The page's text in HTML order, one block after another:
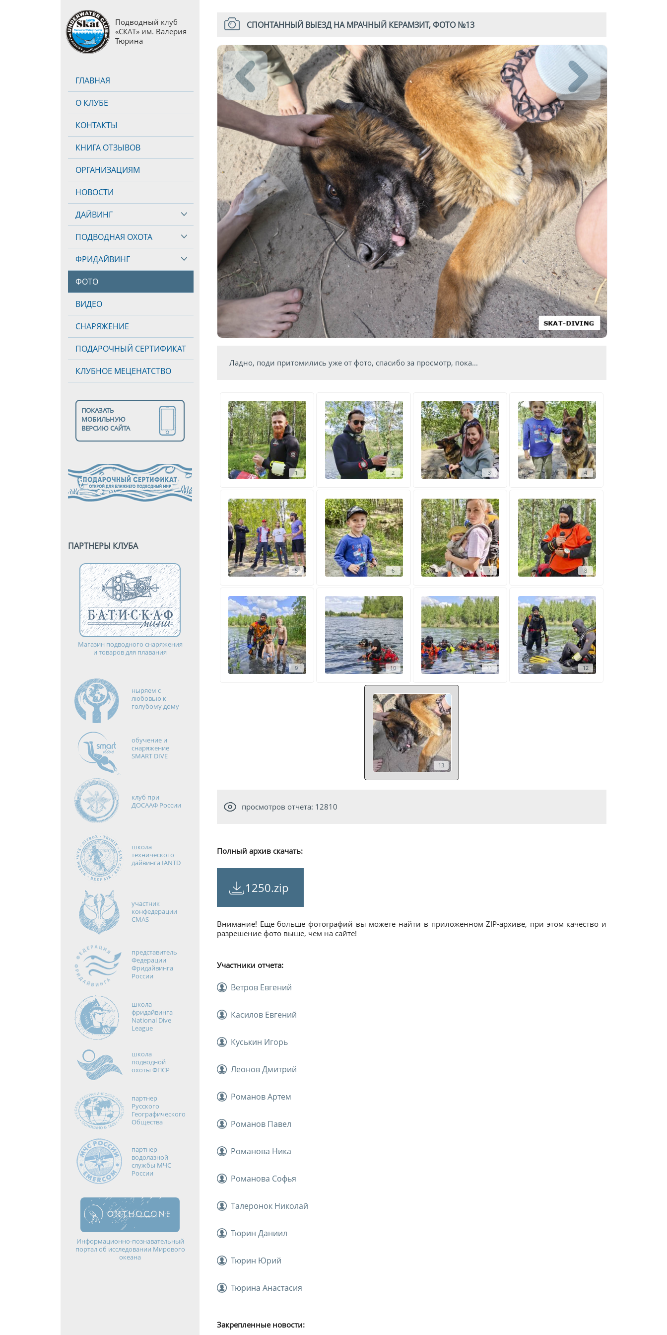
Подводный клуб
«СКАТ» им. Валерия
Тюрина
ГЛАВНАЯ
О КЛУБЕ
КОНТАКТЫ
КНИГА ОТЗЫВОВ
ОРГАНИЗАЦИЯМ
НОВОСТИ
ДАЙВИНГ
ПОДВОДНАЯ ОХОТА
ФРИДАЙВИНГ
ФОТО
ВИДЕО
СНАРЯЖЕНИЕ
ПОДАРОЧНЫЙ СЕРТИФИКАТ
КЛУБНОЕ МЕЦЕНАТСТВО
ПОКАЗАТЬ
МОБИЛЬНУЮ
ВЕРСИЮ САЙТА
ПАРТНЕРЫ КЛУБА
Магазин подводного снаряжения
и товаров для плавания
ныряем с
любовью к
голубому дому
обучение и
снаряжение
SMART DIVE
клуб при
ДОСААФ России
школа
технического
дайвинга IANTD
участник
конфедерации
CMAS
представитель
Федерации
Фридайвинга
России
школа
фридайвинга
National Dive
League
школа
подводной
охоты ФПСР
партнер
Русского
Географического
Общества
партнер
водолазной
службы МЧС
России
Информационно-познавательный
портал об исследовании Мирового
океана
СПОНТАННЫЙ ВЫЕЗД НА МРАЧНЫЙ КЕРАМЗИТ, ФОТО №13
Ладно, поди притомились уже от фото, спасибо за просмотр, пока...
1 2 3 4
5 6 7 8
9 10 11 12
13
просмотров отчета: 12810
Полный архив скачать:
1250.zip
Внимание! Еще больше фотографий вы можете найти в приложенном ZIP-архиве, при этом качество и
разрешение фото выше, чем на сайте!
Участники отчета:
Ветров Евгений
Касилов Евгений
Куськин Игорь
Леонов Дмитрий
Романов Артем
Романов Павел
Романова Ника
Романова Софья
Талеронок Николай
Тюрин Даниил
Тюрин Юрий
Тюрина Анастасия
Закрепленные новости: